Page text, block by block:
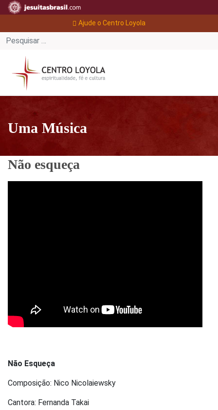
Ajude o Centro Loyola
Uma Música
Não esqueça
Não Esqueça
Composição: Nico Nicolaiewsky
Cantora: Fernanda Takai